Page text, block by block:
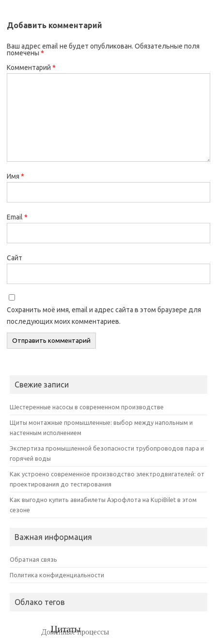
Добавить комментарий
Ваш адрес email не будет опубликован. Обязательные поля
помечены *
Комментарий *
Имя *
Email *
Сайт
Сохранить моё имя, email и адрес сайта в этом браузере для
последующих моих комментариев.
Свежие записи
Шестеренные насосы в современном производстве
Щиты монтажные промышленные: выбор между напольным и
настенным исполнением
Экспертиза промышленной безопасности трубопроводов пара и
горячей воды
Как устроено современное производство электродвигателей: от
проектирования до тестирования
Как выгодно купить авиабилеты Аэрофлота на KupiBilet в этом
сезоне
Важная информация
Обратная связь
Политика конфиденциальности
Облако тегов